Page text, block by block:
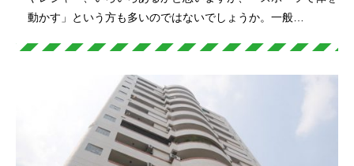
動かす」という方も多いのではないでしょうか。一般…